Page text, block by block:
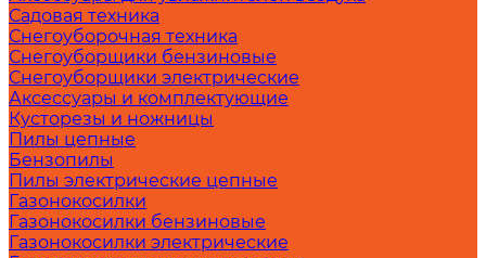
Садовая техника
Снегоуборочная техника
Снегоуборщики бензиновые
Снегоуборщики электрические
Аксессуары и комплектующие
Кусторезы и ножницы
Пилы цепные
Бензопилы
Пилы электрические цепные
Газонокосилки
Газонокосилки бензиновые
Газонокосилки электрические